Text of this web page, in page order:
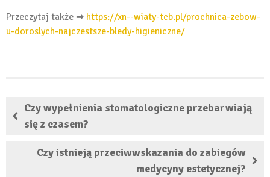
Przeczytaj także ➡ https://xn--wiaty-tcb.pl/prochnica-zebow-
u-doroslych-najczestsze-bledy-higieniczne/
Czy wypełnienia stomatologiczne przebarwiają
się z czasem?
Czy istnieją przeciwwskazania do zabiegów
medycyny estetycznej?